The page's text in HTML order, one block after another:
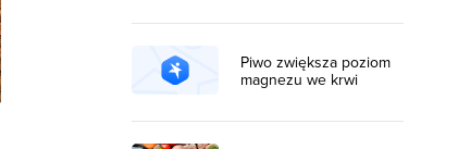
Piwo zwiększa poziom
magnezu we krwi